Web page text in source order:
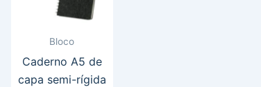
Bloco
Caderno A5 de
capa semi-rígida